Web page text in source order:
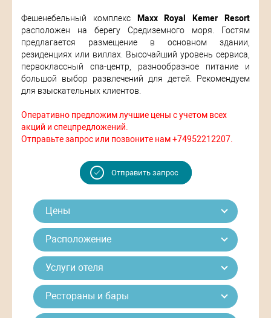
Фешенебельный комплекс
Maxx Royal Kemer Resort
расположен на берегу Средиземного моря. Гостям
предлагается размещение в основном здании,
резиденциях или виллах. Высочайший уровень сервиса,
первоклассный спа-центр, разнообразное питание и
большой выбор развлечений для детей. Рекомендуем
для взыскательных клиентов.
Оперативно предложим лучшие цены с учетом всех
акций и спецпредложений.
Отправьте запрос или позвоните нам +74952212207.
Отправить запрос
Цены
Расположение
Услуги отеля
Рестораны и бары